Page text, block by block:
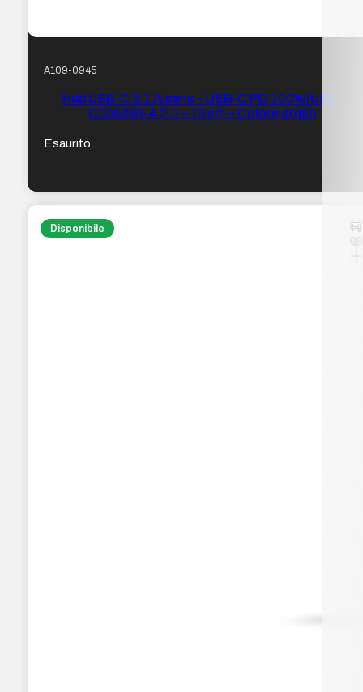
A109-0945
Hub USB-C 3.1 Aisens – USB-C PD 100W/USB-
C/3xUSB-A 2.0 – 15 cm – Colore grigio
Esaurito
Disponibile